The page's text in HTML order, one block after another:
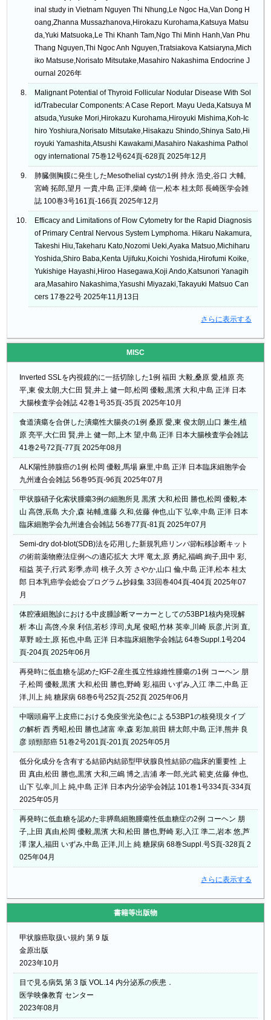
inal study in Vietnam Nguyen Thi Nhung,Le Ngoc Ha,Van Dong H
oang,Zhanna Mussazhanova,Hirokazu Kurohama,Katsuya Matsu
da,Yuki Matsuoka,Le Thi Khanh Tam,Ngo Thi Minh Hanh,Van Phu
Thang Nguyen,Thi Ngoc Anh Nguyen,Tratsiakova Katsiaryna,Mich
iko Matsuse,Norisato Mitsutake,Masahiro Nakashima Endocrine J
ournal 2026年
Malignant Potential of Thyroid Follicular Nodular Disease With Sol
id/Trabecular Components: A Case Report. Mayu Ueda,Katsuya M
atsuda,Yusuke Mori,Hirokazu Kurohama,Hiroyuki Mishima,Koh-Ic
hiro Yoshiura,Norisato Mitsutake,Hisakazu Shindo,Shinya Sato,Hi
royuki Yamashita,Atsushi Kawakami,Masahiro Nakashima Pathol
ogy international 75巻12号624頁-628頁 2025年12月
肺臓側胸膜に発生したMesothelial cystの1例 持永 浩史,谷口 大輔,
宮崎 拓郎,望月 一貴,中島 正洋,柴崎 信一,松本 桂太郎 長崎医学会雑
誌 100巻3号161頁-166頁 2025年12月
Efficacy and Limitations of Flow Cytometry for the Rapid Diagnosis
of Primary Central Nervous System Lymphoma. Hikaru Nakamura,
Takeshi Hiu,Takeharu Kato,Nozomi Ueki,Ayaka Matsuo,Michiharu
Yoshida,Shiro Baba,Kenta Ujifuku,Koichi Yoshida,Hirofumi Koike,
Yukishige Hayashi,Hiroo Hasegawa,Koji Ando,Katsunori Yanagih
ara,Masahiro Nakashima,Yasushi Miyazaki,Takayuki Matsuo Can
cers 17巻22号 2025年11月13日
さらに表示する
MISC
Inverted SSLを内視鏡的に一括切除した1例 福田 大毅,桑原 愛,植原 亮
平,東 俊太朗,大仁田 賢,井上 健一郎,松岡 優毅,黒濱 大和,中島 正洋 日本
大腸検査学会雑誌 42巻1号35頁-35頁 2025年10月
食道潰瘍を合併した潰瘍性大腸炎の1例 桑原 愛,東 俊太朗,山口 兼生,植
原 亮平,大仁田 賢,井上 健一郎,上木 望,中島 正洋 日本大腸検査学会雑誌
41巻2号72頁-77頁 2025年08月
ALK陽性肺腺癌の1例 松岡 優毅,馬場 麻里,中島 正洋 日本臨床細胞学会
九州連合会雑誌 56巻95頁-96頁 2025年07月
甲状腺硝子化索状腫瘍3例の細胞所見 黒濱 大和,松田 勝也,松岡 優毅,本
山 高啓,辰島 大介,森 祐輔,進藤 久和,佐藤 伸也,山下 弘幸,中島 正洋 日本
臨床細胞学会九州連合会雑誌 56巻77頁-81頁 2025年07月
Semi-dry dot-blot(SDB)法を応用した新規乳癌リンパ節転移診断キット
の術前薬物療法症例への適応拡大 大坪 竜太,原 勇紀,福嶋 絢子,田中 彩,
稲益 英子,行武 彩季,赤司 桃子,久芳 さやか,山口 倫,中島 正洋,松本 桂太
郎 日本乳癌学会総会プログラム抄録集 33回巻404頁-404頁 2025年07
月
体腔液細胞診における中皮腫診断マーカーとしての53BP1核内発現解
析 本山 高啓,今泉 利信,若杉 淳司,丸尾 俊昭,竹林 英幸,川崎 辰彦,片渕 直,
草野 睦士,原 拓也,中島 正洋 日本臨床細胞学会雑誌 64巻Suppl.1号204
頁-204頁 2025年06月
再発時に低血糖を認めたIGF-2産生孤立性線維性腫瘍の1例 コーヘン 朋
子,松岡 優毅,黒濱 大和,松田 勝也,野崎 彩,福田 いずみ,入江 準二,中島 正
洋,川上 純 糖尿病 68巻6号252頁-252頁 2025年06月
中咽頭扁平上皮癌における免疫蛍光染色による53BP1の核発現タイプ
の解析 西 秀昭,松田 勝也,諸富 幸,森 彩加,前田 耕太郎,中島 正洋,熊井 良
彦 頭頸部癌 51巻2号201頁-201頁 2025年05月
低分化成分を含有する結節内結節型甲状腺良性結節の臨床的重要性 上
田 真由,松田 勝也,黒濱 大和,三嶋 博之,吉浦 孝一郎,光武 範吏,佐藤 伸也,
山下 弘幸,川上 純,中島 正洋 日本内分泌学会雑誌 101巻1号334頁-334頁
2025年05月
再発時に低血糖を認めた非膵島細胞腫瘍性低血糖症の2例 コーヘン 朋
子,上田 真由,松岡 優毅,黒濱 大和,松田 勝也,野崎 彩,入江 準二,岩本 悠,芦
澤 潔人,福田 いずみ,中島 正洋,川上 純 糖尿病 68巻Suppl.号S頁-328頁 2
025年04月
さらに表示する
書籍等出版物
甲状腺癌取扱い規約 第 9 版
金原出版
2023年10月
目で見る病気 第 3 版 VOL.14 内分泌系の疾患．
医学映像教育 センター
2023年08月